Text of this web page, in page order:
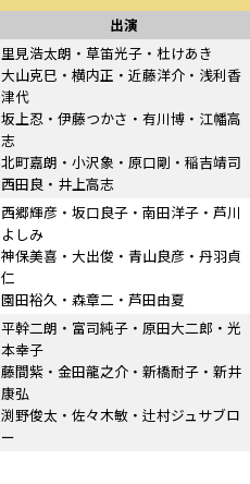
出演
里見浩太朗・草笛光子・杜けあき
大山克巳・横内正・近藤洋介・浅利香
津代
坂上忍・伊藤つかさ・有川博・江幡高
志
北町嘉朗・小沢象・原口剛・稲吉靖司
西田良・井上高志
西郷輝彦・坂口良子・南田洋子・芦川
よしみ
神保美喜・大出俊・青山良彦・丹羽貞
仁
園田裕久・森章二・芦田由夏
平幹二朗・富司純子・原田大二郎・光
本幸子
藤間紫・金田龍之介・新橋耐子・新井
康弘
渕野俊太・佐々木敏・辻村ジュサブロ
ー